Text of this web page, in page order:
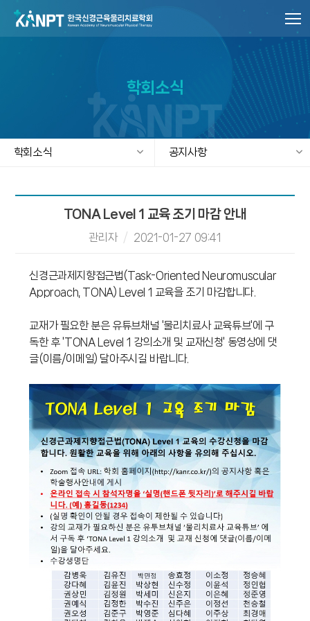
학회소식
학회소식 공지사항
TONA Level 1 교육 조기 마감 안내
관리자 / 2021-01-27 09:41
신경근과제지향접근법(Task-Oriented Neuromuscular
Approach, TONA) Level 1 교육을 조기 마감합니다.
교재가 필요한 분은 유튜브채널 '물리치료사 교육튜브'에 구
독한 후 'TONA Level 1 강의소개 및 교재신청' 동영상에 댓
글(이름/이메일) 달아주시길 바랍니다.